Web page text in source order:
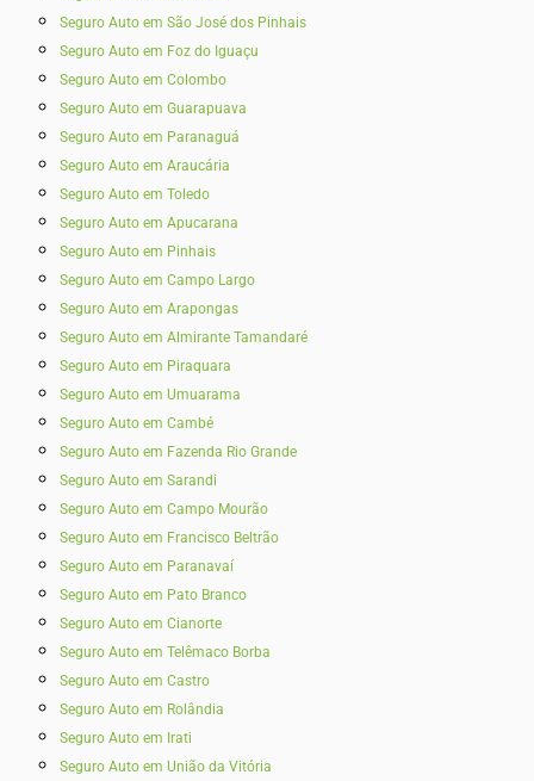
Seguro Auto em São José dos Pinhais
Seguro Auto em Foz do Iguaçu
Seguro Auto em Colombo
Seguro Auto em Guarapuava
Seguro Auto em Paranaguá
Seguro Auto em Araucária
Seguro Auto em Toledo
Seguro Auto em Apucarana
Seguro Auto em Pinhais
Seguro Auto em Campo Largo
Seguro Auto em Arapongas
Seguro Auto em Almirante Tamandaré
Seguro Auto em Piraquara
Seguro Auto em Umuarama
Seguro Auto em Cambé
Seguro Auto em Fazenda Rio Grande
Seguro Auto em Sarandi
Seguro Auto em Campo Mourão
Seguro Auto em Francisco Beltrão
Seguro Auto em Paranavaí
Seguro Auto em Pato Branco
Seguro Auto em Cianorte
Seguro Auto em Telêmaco Borba
Seguro Auto em Castro
Seguro Auto em Rolândia
Seguro Auto em Irati
Seguro Auto em União da Vitória